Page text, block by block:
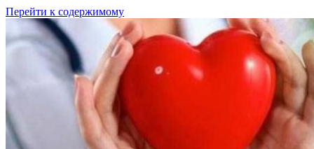
Перейти к содержимому